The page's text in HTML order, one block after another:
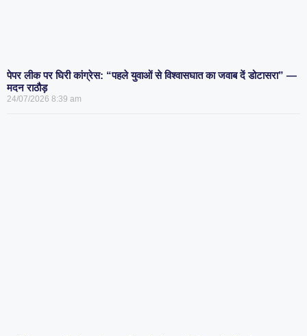
पेपर लीक पर घिरी कांग्रेस: “पहले युवाओं से विश्वासघात का जवाब दें डोटासरा” —
मदन राठौड़
24/07/2026 8:39 am